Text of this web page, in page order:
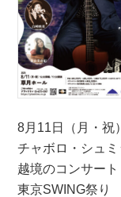
8月11日（月・祝
チャボロ・シュ
越境のコンサー
東京SWING祭り